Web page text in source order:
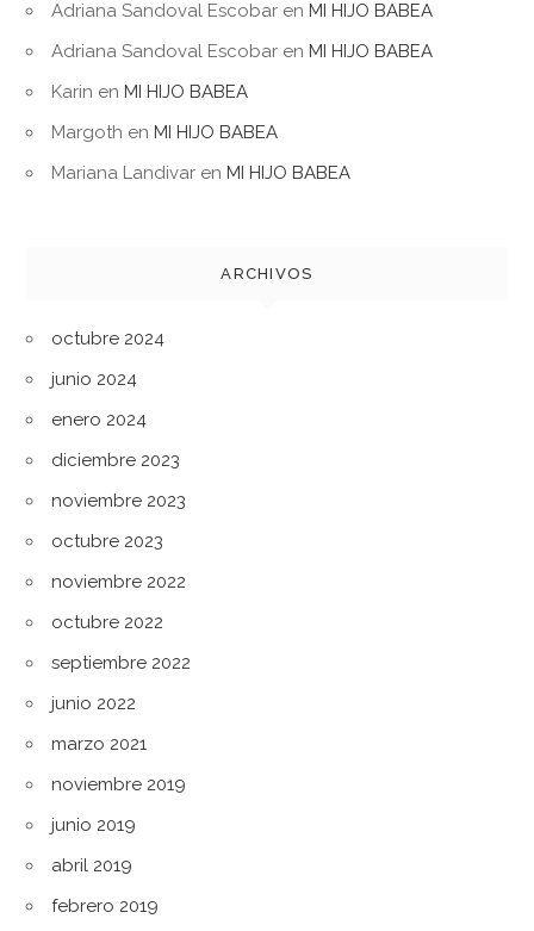
Adriana Sandoval Escobar en MI HIJO BABEA
Adriana Sandoval Escobar en MI HIJO BABEA
Karin en MI HIJO BABEA
Margoth en MI HIJO BABEA
Mariana Landivar en MI HIJO BABEA
ARCHIVOS
octubre 2024
junio 2024
enero 2024
diciembre 2023
noviembre 2023
octubre 2023
noviembre 2022
octubre 2022
septiembre 2022
junio 2022
marzo 2021
noviembre 2019
junio 2019
abril 2019
febrero 2019